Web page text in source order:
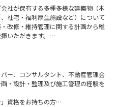
社が保有する多種多様な建築物（本
社宅・福利厚生施設など）について
改修・維持管理に関する計画から維
いただきます。
理であり、数年に１度の頻度で事業
設計→③実施設計→④工事管理・品
いて、技術部に所属し、①を自社
た業務の管理を行います。
ー、コンサルタント、不動産管理会
・設計・監理及び施工管理の経験を
資格をお持ちの方